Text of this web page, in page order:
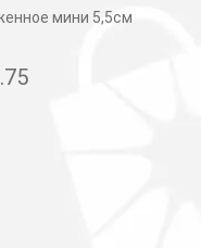
мини 5,5см